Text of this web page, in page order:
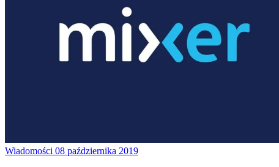
Wiadomości 08 października 2019